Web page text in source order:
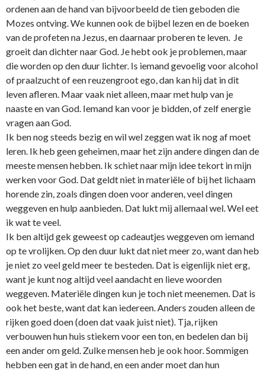
ordenen aan de hand van bijvoorbeeld de tien geboden die
Mozes o­ntving. We kunnen ook de bijbel lezen en de boeken
van de profeten na Jezus, en daarnaar proberen te leven. Je
groeit dan dichter naar God. Je hebt ook je problemen, maar
die worden op den duur lichter. Is iemand gevoelig voor alcohol
of praalzucht of een reuzengroot ego, dan kan hij dat in dit
leven afleren. Maar vaak niet alleen, maar met hulp van je
naaste en van God. Iemand kan voor je bidden, of zelf energie
vragen aan God.
Ik ben nog steeds bezig en wil wel zeggen wat ik nog af moet
leren. Ik heb geen geheimen, maar het zijn andere dingen dan de
meeste mensen hebben. Ik schiet naar mijn idee tekort in mijn
werken voor God. Dat geldt niet in materiële of bij het lichaam
horende zin, zoals dingen doen voor anderen, veel dingen
weggeven en hulp aanbieden. Dat lukt mij allemaal wel. Wel eet
ik wat te veel.
Ik ben altijd gek geweest op cadeautjes weggeven om iemand
op te vrolijken. Op den duur lukt dat niet meer zo, want dan heb
je niet zo veel geld meer te besteden. Dat is eigenlijk niet erg,
want je kunt nog altijd veel aandacht en lieve woorden
weggeven. Materiële dingen kun je toch niet meenemen. Dat is
ook het beste, want dat kan iedereen. Anders zouden alleen de
rijken goed doen (doen dat vaak juist niet). Tja, rijken
verbouwen hun huis stiekem voor een ton, en bedelen dan bij
een ander om geld. Zulke mensen heb je ook hoor. Sommigen
hebben een gat in de hand, en een ander moet dan hun